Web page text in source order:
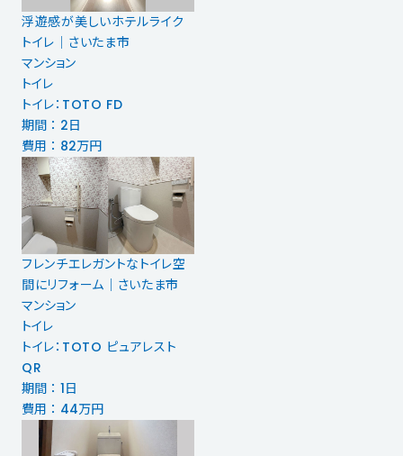
浮遊感が美しいホテルライク
トイレ｜さいたま市
マンション
トイレ
トイレ：TOTO FD
期間 ： 2日
費用 ： 82万円
フレンチエレガントなトイレ空
間にリフォーム｜さいたま市
マンション
トイレ
トイレ：TOTO ピュアレスト
QR
期間 ： 1日
費用 ： 44万円